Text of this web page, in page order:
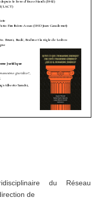
du Réseau
de